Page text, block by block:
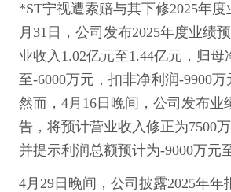
*ST宁视遭索赔与其下修2025年
月31日，公司发布2025年度业绩
业收入1.02亿元至1.44亿元，归母
至-6000万元，扣非净利润-9900万
然而，4月16日晚间，公司发布业
告，将预计营业收入修正为7500万
并提示利润总额预计为-9000万元
4月29日晚间，公司披露2025年年